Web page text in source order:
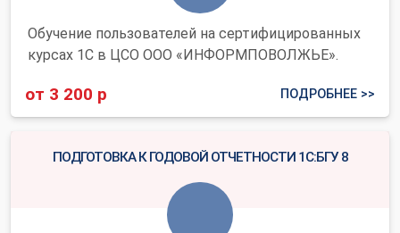
Обучение пользователей на сертифицированных
курсах 1С в ЦСО ООО «ИНФОРМПОВОЛЖЬЕ».
от 3 200 р ПОДРОБНЕЕ >>
ПОДГОТОВКА К ГОДОВОЙ ОТЧЕТНОСТИ 1С:БГУ 8